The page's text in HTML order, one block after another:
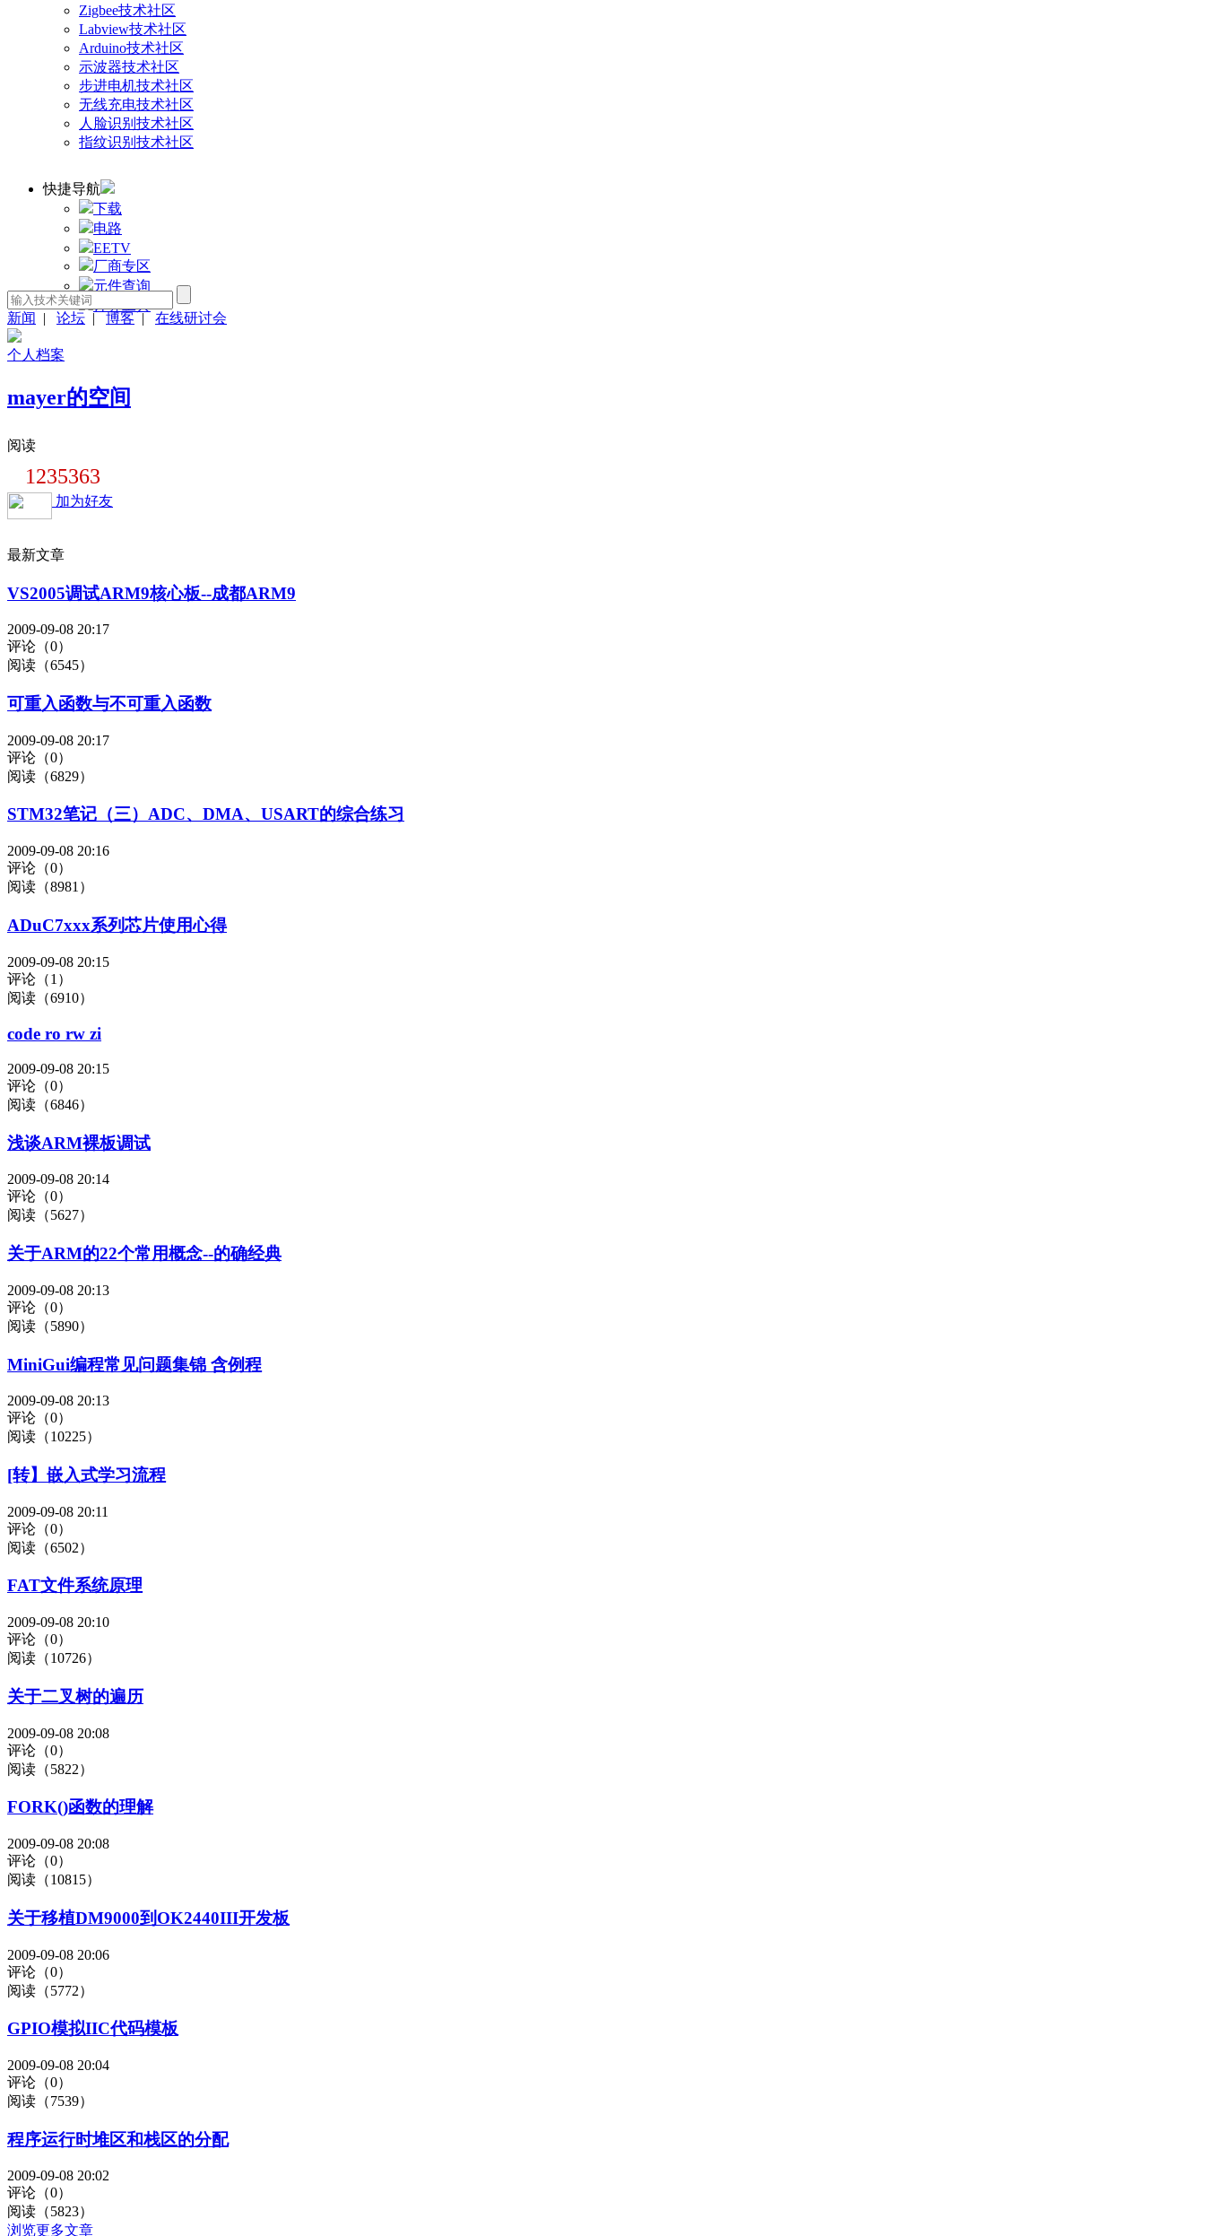
Zigbee技术社区
Labview技术社区
Arduino技术社区
示波器技术社区
步进电机技术社区
无线充电技术社区
人脸识别技术社区
指纹识别技术社区
快捷导航
下载
电路
EETV
厂商专区
元件查询
计算工具
新闻
| 论坛 | 博客 | 在线研讨会
个人档案
mayer的空间
阅读
1235363
加为好友
最新文章
VS2005调试ARM9核心板--成都ARM9
2009-09-08 20:17
评论（0）
阅读（6545）
可重入函数与不可重入函数
2009-09-08 20:17
评论（0）
阅读（6829）
STM32笔记（三）ADC、DMA、USART的综合练习
2009-09-08 20:16
评论（0）
阅读（8981）
ADuC7xxx系列芯片使用心得
2009-09-08 20:15
评论（1）
阅读（6910）
code ro rw zi
2009-09-08 20:15
评论（0）
阅读（6846）
浅谈ARM裸板调试
2009-09-08 20:14
评论（0）
阅读（5627）
关于ARM的22个常用概念--的确经典
2009-09-08 20:13
评论（0）
阅读（5890）
MiniGui编程常见问题集锦 含例程
2009-09-08 20:13
评论（0）
阅读（10225）
[转】嵌入式学习流程
2009-09-08 20:11
评论（0）
阅读（6502）
FAT文件系统原理
2009-09-08 20:10
评论（0）
阅读（10726）
关于二叉树的遍历
2009-09-08 20:08
评论（0）
阅读（5822）
FORK()函数的理解
2009-09-08 20:08
评论（0）
阅读（10815）
关于移植DM9000到OK2440III开发板
2009-09-08 20:06
评论（0）
阅读（5772）
GPIO模拟IIC代码模板
2009-09-08 20:04
评论（0）
阅读（7539）
程序运行时堆区和栈区的分配
2009-09-08 20:02
评论（0）
阅读（5823）
浏览更多文章